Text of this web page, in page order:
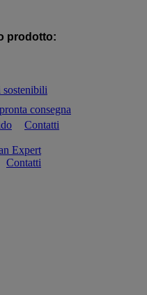
prodotto:
sostenibili
consegna
Contatti
Expert
Contatti